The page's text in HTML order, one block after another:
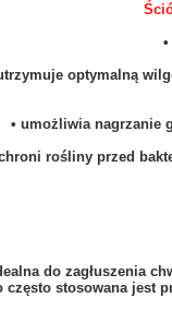
optymalną
• umożliwia nagrzanie
rośliny przed
do zagłuszenia
często stosowana jest